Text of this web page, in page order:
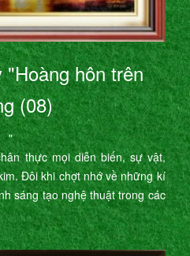
"Hoàng hôn trên
(08)
"
thực mọi diễn biến, sự vật,
Đôi khi chợt nhớ về những kí
sáng tạo nghệ thuật trong các